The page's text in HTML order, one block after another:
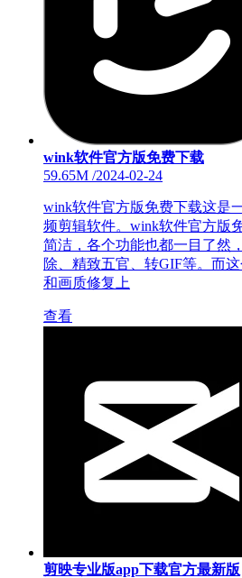
wink软件官方版免费下载
59.65M /2024-02-24
wink软件官方版免费下载这是
频剪辑软件。wink软件官方版
简洁，各个功能也都一目了然
除、精致五官、转GIF等。而
和画质修复上
查看
剪映专业版app下载官方最新版